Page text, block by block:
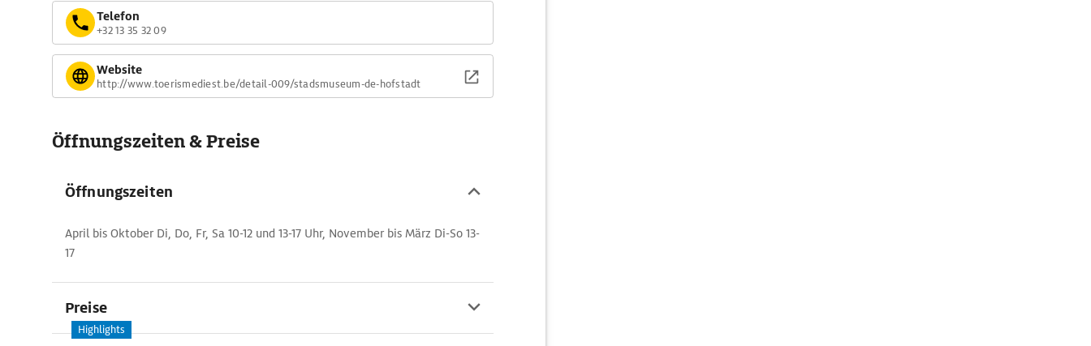
Telefon
+32 13 35 32 09
Website
http://www.toerismediest.be/detail-009/stadsmuseum-de-hofstadt
Öffnungszeiten & Preise
Öffnungszeiten
April bis Oktober Di, Do, Fr, Sa 10-12 und 13-17 Uhr, November bis März Di-So 13-
17
Preise
Highlights